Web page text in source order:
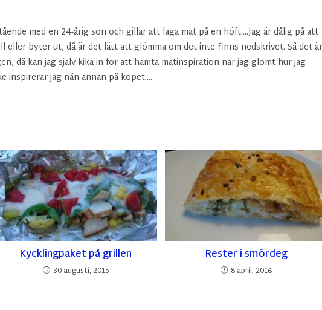
med en 24-årig son och gillar att laga mat på en höft....Jag är dålig på att
eller byter ut, då är det lätt att glömma om det inte finns nedskrivet. Så det är
då kan jag själv kika in för att hämta matinspiration när jag glömt hur jag
inspirerar jag nån annan på köpet.....
Kycklingpaket på grillen
30 augusti, 2015
Rester i smördeg
8 april, 2016